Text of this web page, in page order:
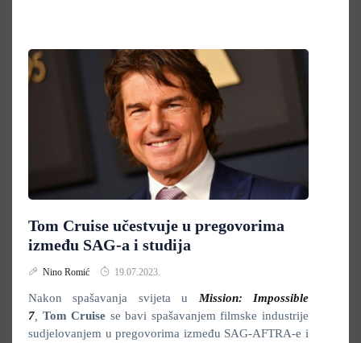
Tom Cruise učestvuje u pregovorima
između SAG-a i studija
Nino Romić 19.07.2023.
Nakon spašavanja svijeta u Mission: Impossible
7
Tom Cruise se bavi spašavanjem filmske industrije
sudjelovanjem u pregovorima između SAG-AFTRA-e i